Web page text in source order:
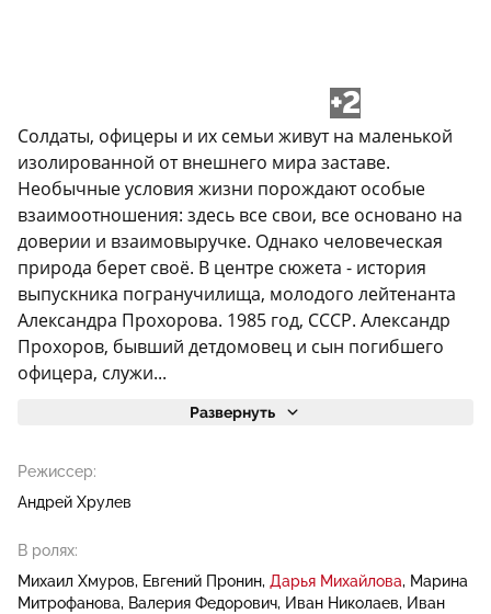
+2
Солдаты, офицеры и их семьи живут на маленькой
изолированной от внешнего мира заставе.
Необычные условия жизни порождают особые
взаимоотношения: здесь все свои, все основано на
доверии и взаимовыручке. Однако человеческая
природа берет своё. В центре сюжета - история
выпускника погранучилища, молодого лейтенанта
Александра Прохорова. 1985 год, СССР. Александр
Прохоров, бывший детдомовец и сын погибшего
офицера, служи...
Развернуть
Режиссер:
Андрей Хрулев
В ролях:
Михаил Хмуров
Евгений Пронин Дарья Михайлова Марина
Митрофанова Валерия Федорович Иван Николаев
Иван